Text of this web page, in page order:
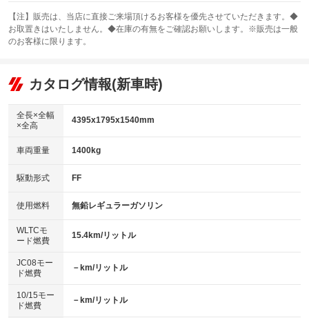
：装備なし
サンルーフ
：装備なし ABS
リフトアップ
：装備なし
：装備なし
パワーウィンドウ
アイドリングストップ
：装備あり
USB入力端子
：装備なし
100V電源
：装備なし
センターデフロック
：装備なし
電動格納ミラー
：装備あり
カーナビ：メモリーナビ他
：装備あり
TV：ワンセグ
：装備あり
ビジュアル：-／DVD再生
：装備あり
：装備あり
革シート
キーレス
HID(キセノンライト)
：装備なし
バックカメラ
：装備あり
エアロ
：装備なし
：装備なし
パワーシート
ベンチシート
：装備なし
【注】販売は、当店に直接ご来場頂けるお客様を優先させていただきます。◆
お取置きはいたしません。◆在庫の有無をご確認お願いします。※販売は一般
のお客様に限ります。
カタログ情報(新車時)
全長×全幅
×全高
4395x1795x1540mm
車両重量 1400kg
駆動形式 FF
使用燃料 無鉛レギュラーガソリン
WLTCモ
ード燃費
15.4km/リットル
JC08モー
ド燃費
－km/リットル
10/15モー
ド燃費
－km/リットル